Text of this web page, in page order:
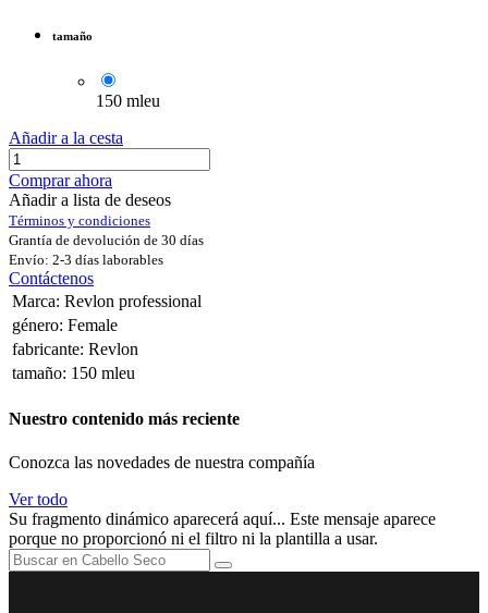
tamaño
150 mleu
Añadir a la cesta
Comprar ahora
Añadir a lista de deseos
Términos y condiciones
Grantía de devolución de 30 días
Envío: 2-3 días laborables
Contáctenos
Marca: Revlon professional
género: Female
fabricante: Revlon
tamaño: 150 mleu
Nuestro contenido más reciente
Conozca las novedades de nuestra compañía
Ver todo
Su fragmento dinámico aparecerá aquí... Este mensaje aparece
porque no proporcionó ni el filtro ni la plantilla a usar.